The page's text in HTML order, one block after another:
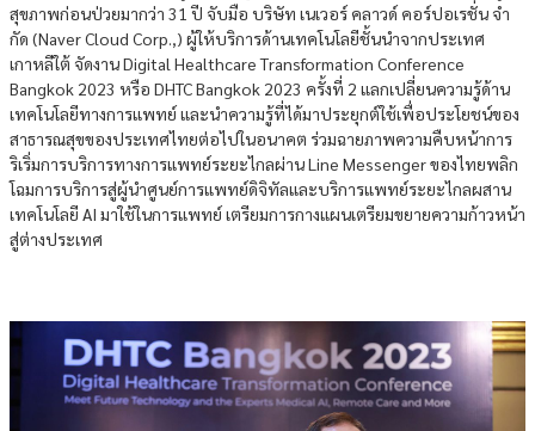
สุขภาพก่อนป่วยมากว่า 31 ปี จับมือ บริษัท เนเวอร์ คลาวด์ คอร์ปอเรชั่น จํา
กัด (Naver Cloud Corp.,) ผู้ให้บริการด้านเทคโนโลยีชั้นนำจากประเทศ
เกาหลีใต้ จัดงาน Digital Healthcare Transformation Conference
Bangkok 2023 หรือ DHTC Bangkok 2023 ครั้งที่ 2 แลกเปลี่ยนความรู้ด้าน
เทคโนโลยีทางการแพทย์ และนำความรู้ที่ได้มาประยุกต์ใช้เพื่อประโยชน์ของ
สาธารณสุขของประเทศไทยต่อไปในอนาคต ร่วมฉายภาพความคืบหน้าการ
ริเริ่มการบริการทางการแพทย์ระยะไกลผ่าน Line Messenger ของไทยพลิก
โฉมการบริการสู่ผู้นำศูนย์การแพทย์ดิจิทัลและบริการแพทย์ระยะไกลผสาน
เทคโนโลยี AI มาใช้ในการแพทย์ เตรียมการกางแผนเตรียมขยายความก้าวหน้า
สู่ต่างประเทศ